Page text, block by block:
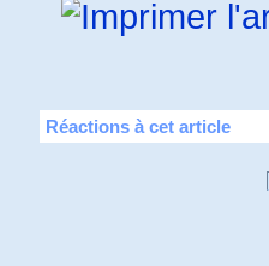
Réactions à cet article